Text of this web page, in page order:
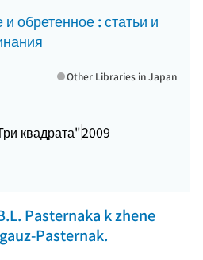
обретенное : статьи и
квадрата"2009
Other Libraries in Japan
Pasternaka k zhene
Pasternak.